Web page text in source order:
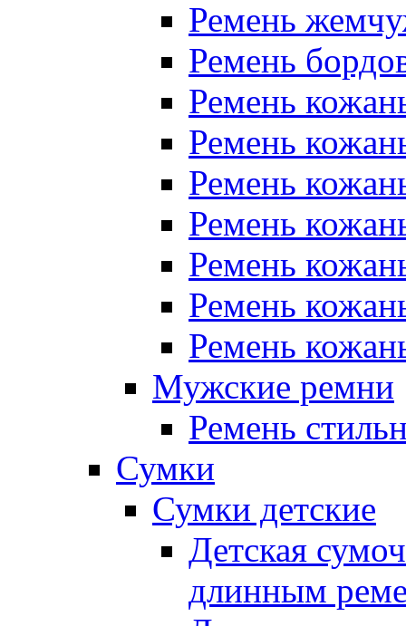
Ремень
Ремень
Ремень
Ремень
Ремень
Ремень
Ремень
Ремень
Ремень
Мужские ремни
Ремень
Сумки
Сумки детские
Детская
длинным